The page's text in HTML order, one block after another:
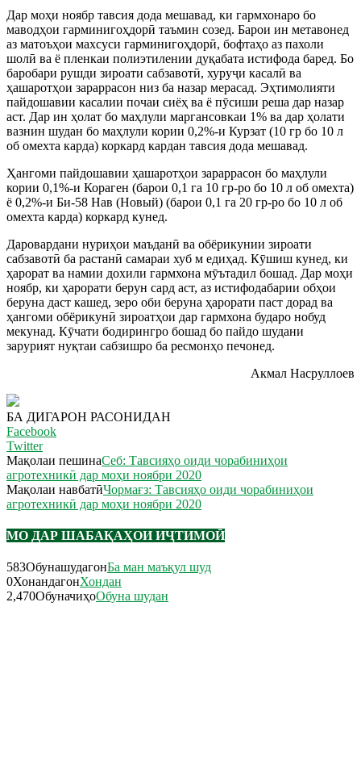
Дар моҳи ноябр тавсия дода мешавад, ки гармхонаро бо
маводҳои гарминигоҳдорӣ таъмин созед. Барои ин метавонед
аз матоъҳои махсуси гарминигоҳдорӣ, бофтаҳо аз пахоли
шолӣ ва ё пленкаи полиэтилении дуқабата истифода баред. Бо
баробари рушди зироати сабзавотӣ, хуруҷи касалӣ ва
ҳашаротҳои зараррасон низ ба назар мерасад. Эҳтимолияти
пайдошавии касалии почаи сиёҳ ва ё пӯсиши реша дар назар
аст. Дар ин ҳолат бо маҳлули маргансовкаи 1% ва дар ҳолати
вазнин шудан бо маҳлули кории 0,2%-и Курзат (10 гр бо 10 л
об омехта карда) коркард кардан тавсия дода мешавад.
Ҳангоми пайдошавии ҳашаротҳои зараррасон бо маҳлули
кории 0,1%-и Кораген (барои 0,1 га 10 гр-ро бо 10 л об омехта)
ё 0,2%-и Би-58 Нав (Новый) (барои 0,1 га 20 гр-ро бо 10 л об
омехта карда) коркард кунед.
Даровардани нуриҳои маъданӣ ва обёрикунии зироати
сабзавотӣ ба растанӣ самараи хуб м едиҳад. Кӯшиш кунед, ки
ҳарорат ва намии дохили гармхона мӯътадил бошад. Дар моҳи
ноябр, ки ҳарорати берун сард аст, аз истифодабарии обҳои
беруна даст кашед, зеро оби беруна ҳарорати паст дорад ва
ҳангоми обёрикунӣ зироатҳои дар гармхона бударо нобуд
мекунад. Кӯчати бодирингро бошад бо пайдо шудани
зарурият нуқтаи сабзишро ба ресмонҳо печонед.
Акмал Насруллоев
БА ДИГАРОН РАСОНИДАН
Facebook
Twitter
Мақолаи пешинаСеб: Тавсияҳо оиди чорабиниҳои
агротехникӣ дар моҳи ноябри 2020
Мақолаи навбатӣЧормағз: Тавсияҳо оиди чорабиниҳои
агротехникӣ дар моҳи ноябри 2020
МО ДАР ШАБАҚАҲОИ ИҶТИМОӢ
583ОбунашудагонБа ман маъқул шуд
0ХонандагонХондан
2,470ОбуначиҳоОбуна шудан